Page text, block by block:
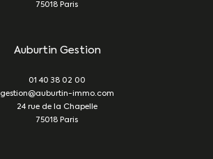
75018
Paris
Auburtin Gestion
01 40 38 02 00
gestion@auburtin-immo.com
24 rue de la Chapelle
75018
Paris